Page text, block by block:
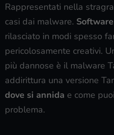
Rappresentati nella
casi dai malware.
rilasciato in modi spesso
pericolosamente creativi.
più dannose è il malware
addirittura una versione
dove si annida e come
problema.